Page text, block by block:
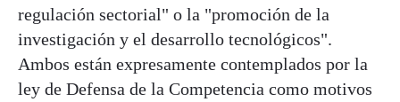
regulación sectorial" o la "promoción de la
investigación y el desarrollo tecnológicos".
Ambos están expresamente contemplados por la
ley de Defensa de la Competencia como motivos